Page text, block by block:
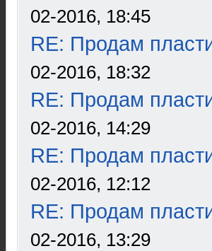
02-2016, 18:45
RE: Продам
02-2016, 18:32
RE: Продам
02-2016, 14:29
RE: Продам
02-2016, 12:12
RE: Продам
02-2016, 13:29